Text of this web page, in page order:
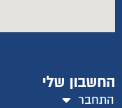
החשבון שלי
התחבר